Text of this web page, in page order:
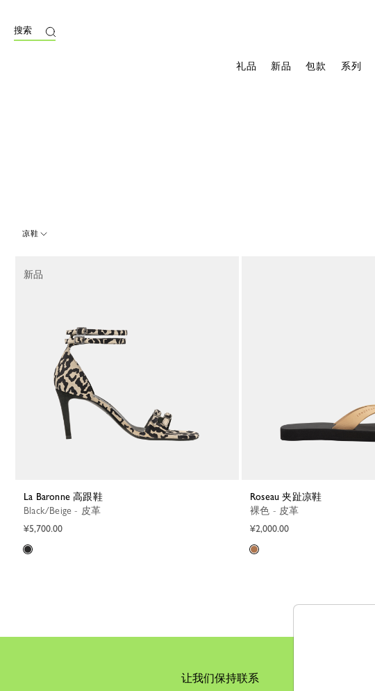
搜索
礼品 新品 包款 系列
凉鞋
La Baronne 高跟鞋
Black/Beige - 皮革
¥5,700.00
新品
Roseau 夹趾凉鞋
裸色 - 皮革
¥2,000.00
让我们保持联系